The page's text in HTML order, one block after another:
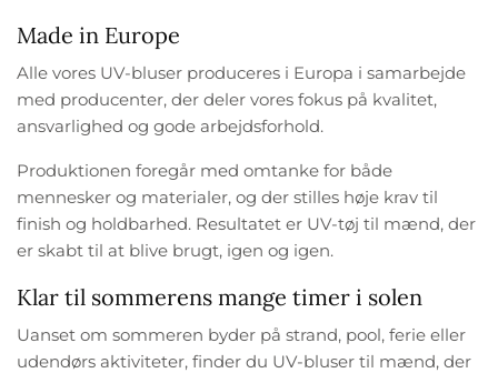
Made in Europe
Alle vores UV-bluser produceres i Europa i samarbejde
med producenter, der deler vores fokus på kvalitet,
ansvarlighed og gode arbejdsforhold.
Produktionen foregår med omtanke for både
mennesker og materialer, og der stilles høje krav til
finish og holdbarhed. Resultatet er UV-tøj til mænd, der
er skabt til at blive brugt, igen og igen.
Klar til sommerens mange timer i solen
Uanset om sommeren byder på strand, pool, ferie eller
udendørs aktiviteter, finder du UV-bluser til mænd, der